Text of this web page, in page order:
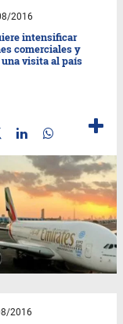
2016
intensificar
comerciales y
visita al país
2016